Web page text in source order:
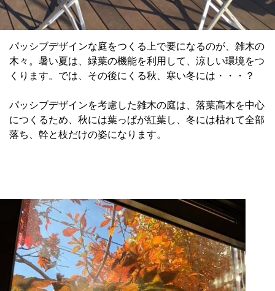
パッシブデザインな庭をつくる上で要になるのが、雑木の
木々。暑い夏は、緑葉の機能を利用して、涼しい環境をつ
くります。では、その後にくる秋、寒い冬には・・・？
パッシブデザインを考慮した雑木の庭は、落葉高木を中心
につくるため、秋には葉っぱが紅葉し、冬には枯れて全部
落ち、幹と枝だけの姿になります。